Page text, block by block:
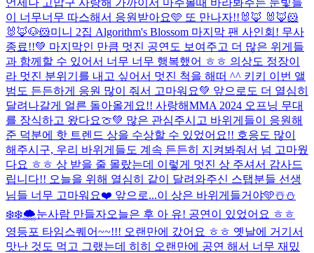
이 너무너무 따스해서 응원받아요🩵 또 만나자!! 🐰🦊 🐰🦊🐹
🐰🦊🐶🐹미니 2집 Algorithm's Blossom 마지막 팬 사인회! 무사
종료!!💚 마지막인 만큼 멋진 공연도 보여주고 더 많은 위게들
과 함께할 수 있어서 너무 너무 행복했어 ㅎㅎ 의상도 정장이
라 멋진 분위기를 내고 싶어서 멋진 척을 해떠 ^^ 키키 이번 앨
범도 든든하게 응원 많이 줘서 고마워요💚 앞으로도 더 열심히
달려나갈게 얼른 돌아올게요!! 사랑해MMA 2024 오프닝 무대
를 장식하고 왔다요🍈💚 많은 관심주시고 바위게들이 응원해
준 덕분에 핫 트렌드 상을 수상할 수 있었어요!! 호응도 많이
해주시구, 우리 바위게들도 계속 든든히 지켜봐줘서 넘 고마웠
다요 ㅎㅎ 상 받을 줄 몰랐는데 이렇게 멋진 상 주셔서 감사드
립니다!! 오늘을 위해 열심히 같이 달려와주신 스탭분들 선생
님들 너무 고마워요❤️ 앞으로...이 상은 바위게들거야🩵☃️⛄️
❄️❄️🌨️눈사람 만들자오늘은 후 아 유! 공연이 있었어요 ㅎㅎ
영등포 타임스퀘어~~!!! 오랜만에 갔어요 ㅎㅎ 옛날에 거기서
맛난 것도 먹고 그랬는데 히히 오랜만에 공연 해서 너무 재밌